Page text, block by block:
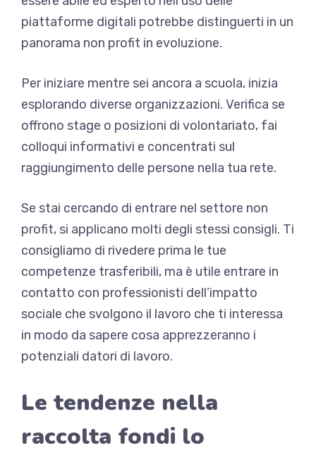
piattaforme digitali potrebbe distinguerti in un
panorama non profit in evoluzione.
Per iniziare mentre sei ancora a scuola, inizia
esplorando diverse organizzazioni. Verifica se
offrono stage o posizioni di volontariato, fai
colloqui informativi e concentrati sul
raggiungimento delle persone nella tua rete.
Se stai cercando di entrare nel settore non
profit, si applicano molti degli stessi consigli. Ti
consigliamo di rivedere prima le tue
competenze trasferibili, ma è utile entrare in
contatto con professionisti dell’impatto
sociale che svolgono il lavoro che ti interessa
in modo da sapere cosa apprezzeranno i
potenziali datori di lavoro.
Le tendenze nella
raccolta fondi lo